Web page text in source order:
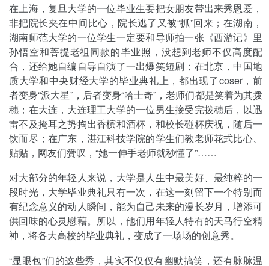
在上海，复旦大学的一位毕业生要把女朋友带出来秀恩爱，
非把院长夹在中间比心，院长逃了又被“抓”回来；在湖南，
湖南师范大学的一位学生一定要和导师拍一张《西游记》里
孙悟空和菩提老祖同款的毕业照，没想到老师不仅高度配
合，还给她自编自导自演了一出爆笑短剧；在北京，中国地
质大学和中央财经大学的毕业典礼上，都出现了coser，前
者变身“派大星”，后者变身“哈士奇”，老师们都是笑着为其拨
穗；在大连，大连理工大学的一位男生接受完拨穗后，以迅
雷不及掩耳之势掏出香槟和酒杯，和校长碰杯庆祝，随后一
饮而尽；在广东，湛江科技学院的学生们教老师花式比心、
贴贴，网友们赞叹，“她一伸手老师就秒懂了”……
对大部分的年轻人来说，大学是人生中最美好、最纯粹的一
段时光，大学毕业典礼只有一次，在这一刻留下一个特别而
有纪念意义的动人瞬间，能为自己未来的漫长岁月，增添可
供回味的心灵慰藉。所以，他们用年轻人特有的天马行空精
神，将各大高校的毕业典礼，变成了一场场的创意秀。
“显眼包”们的这些秀，其实不仅仅有幽默搞笑，还有脉脉温